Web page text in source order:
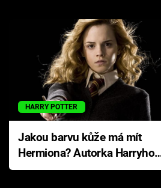
HARRY POTTER
Jakou barvu kůže má mít
Hermiona? Autorka Harryho
Pottera přišla s ráznou